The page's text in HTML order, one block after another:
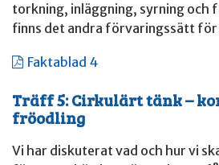
torkning, inläggning, syrning och
finns det andra förvaringssätt för
Faktablad 4
Träff 5: Cirkulärt tänk –
fröodling
Vi har diskuterat vad och hur vi